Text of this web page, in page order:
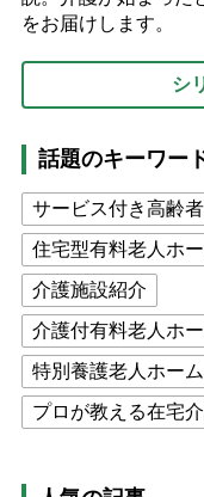
をお届けします。
シ
話題のキーワー
サービス付き高齢
住宅型有料老人ホ
介護施設紹介
介護付有料老人ホ
特別養護老人ホーム
プロが教える在宅